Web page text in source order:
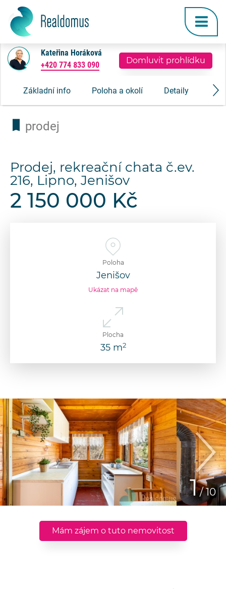
Základní info Poloha a okolí Detaily
Kateřina Horáková
+420 774 833 090
Domluvit prohlídku
prodej
Prodej, rekreační chata č.ev.
216, Lipno, Jenišov
2 150 000 Kč
Poloha
Jenišov
Ukázat na mapě
Plocha
35 m2
1 / 10
Mám zájem o tuto nemovitost